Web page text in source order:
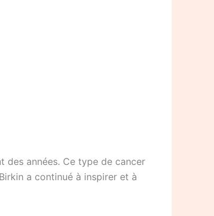
des années. Ce type de cancer
a continué à inspirer et à